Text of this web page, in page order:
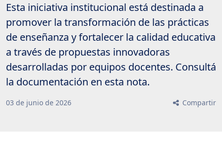
Esta iniciativa institucional está destinada a
promover la transformación de las prácticas
de enseñanza y fortalecer la calidad educativa
a través de propuestas innovadoras
desarrolladas por equipos docentes. Consultá
la documentación en esta nota.
03 de junio de 2026 Compartir